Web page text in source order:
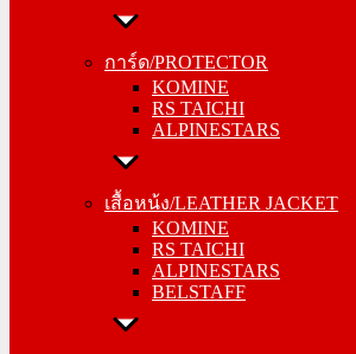
การ์ด/PROTECTOR
KOMINE
RS TAICHI
ALPINESTARS
เสื้อหน้ง/LEATHER JACKET
KOMINE
RS TAICHI
ALPINESTARS
BELSTAFF
การ์ด/PROTECTOR
RS TAICHI
ALPINESTARS
เสื้อหน้ง/LEATHER JACKET
RS TAICHI
ALPINESTARS
BELSTAFF
กางเกงหนัง/LEATHER PANTS